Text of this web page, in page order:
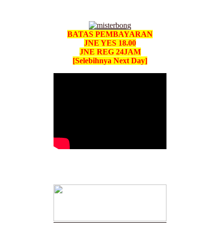
BATAS PEMBAYARAN
JNE YES 18.00
JNE REG 24JAM
[Selebihnya Next Day]